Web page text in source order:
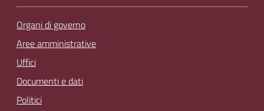
Organi di governo
Aree amministrative
Uffici
Documenti e dati
Politici